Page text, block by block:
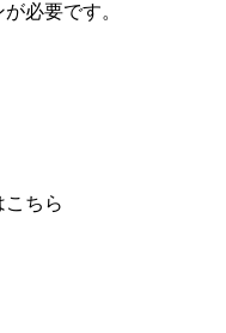
必要です。
こちら